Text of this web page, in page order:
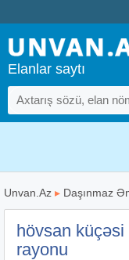
Elanlar saytı
Unvan.Az ▸ Daşınmaz
hövsan küçəsi
rayonu